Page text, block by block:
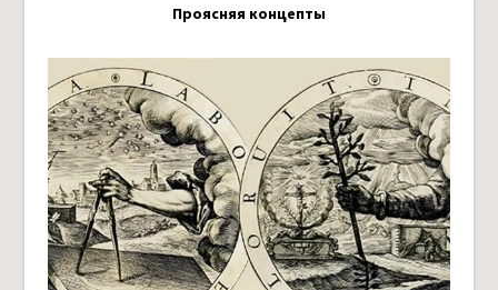
Проясняя концепты